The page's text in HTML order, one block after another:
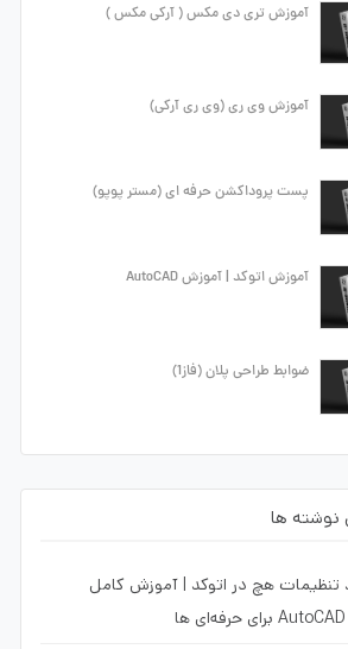
آموزش تری دی مکس ( آرکی مکس )
آموزش وی ری (وی ری آرکی)
پست پروداکشن حرفه ای (مستر پوپو)
آموزش اتوکد | آموزش AutoCAD
ضوابط طراحی پلان (فاز1)
نوشته ها
تنظیمات هچ در اتوکد | آموزش کامل